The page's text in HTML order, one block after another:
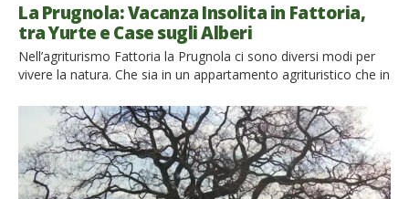
La Prugnola: Vacanza Insolita in Fattoria,
tra Yurte e Case sugli Alberi
Nell’agriturismo Fattoria la Prugnola ci sono diversi modi per
vivere la natura. Che sia in un appartamento agrituristico che in
nel cuore della campagna toscana, tra campi coltivati e l’aria di
mare. Se desiderate passare le vostre prossime vacanze in
un’oasi di tranquillità, […]